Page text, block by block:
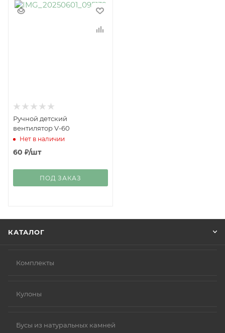
Ручной детский
вентилятор V-60
Нет в наличии
60 ₽/шт
ПОД ЗАКАЗ
КАТАЛОГ
Комплекты
Кулоны
Бусы из натуральных камней